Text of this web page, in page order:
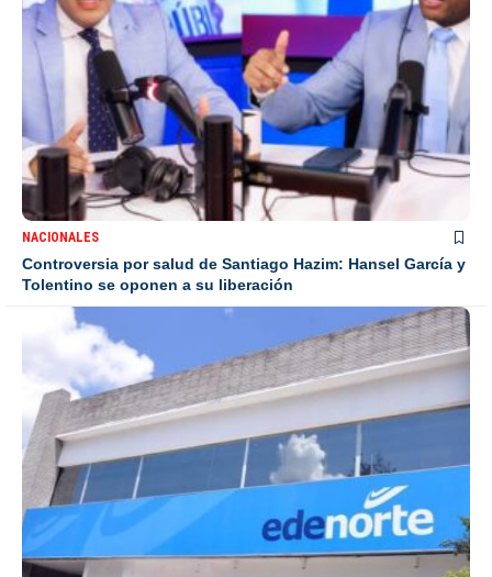
NACIONALES
Controversia por salud de Santiago Hazim: Hansel García y
Tolentino se oponen a su liberación